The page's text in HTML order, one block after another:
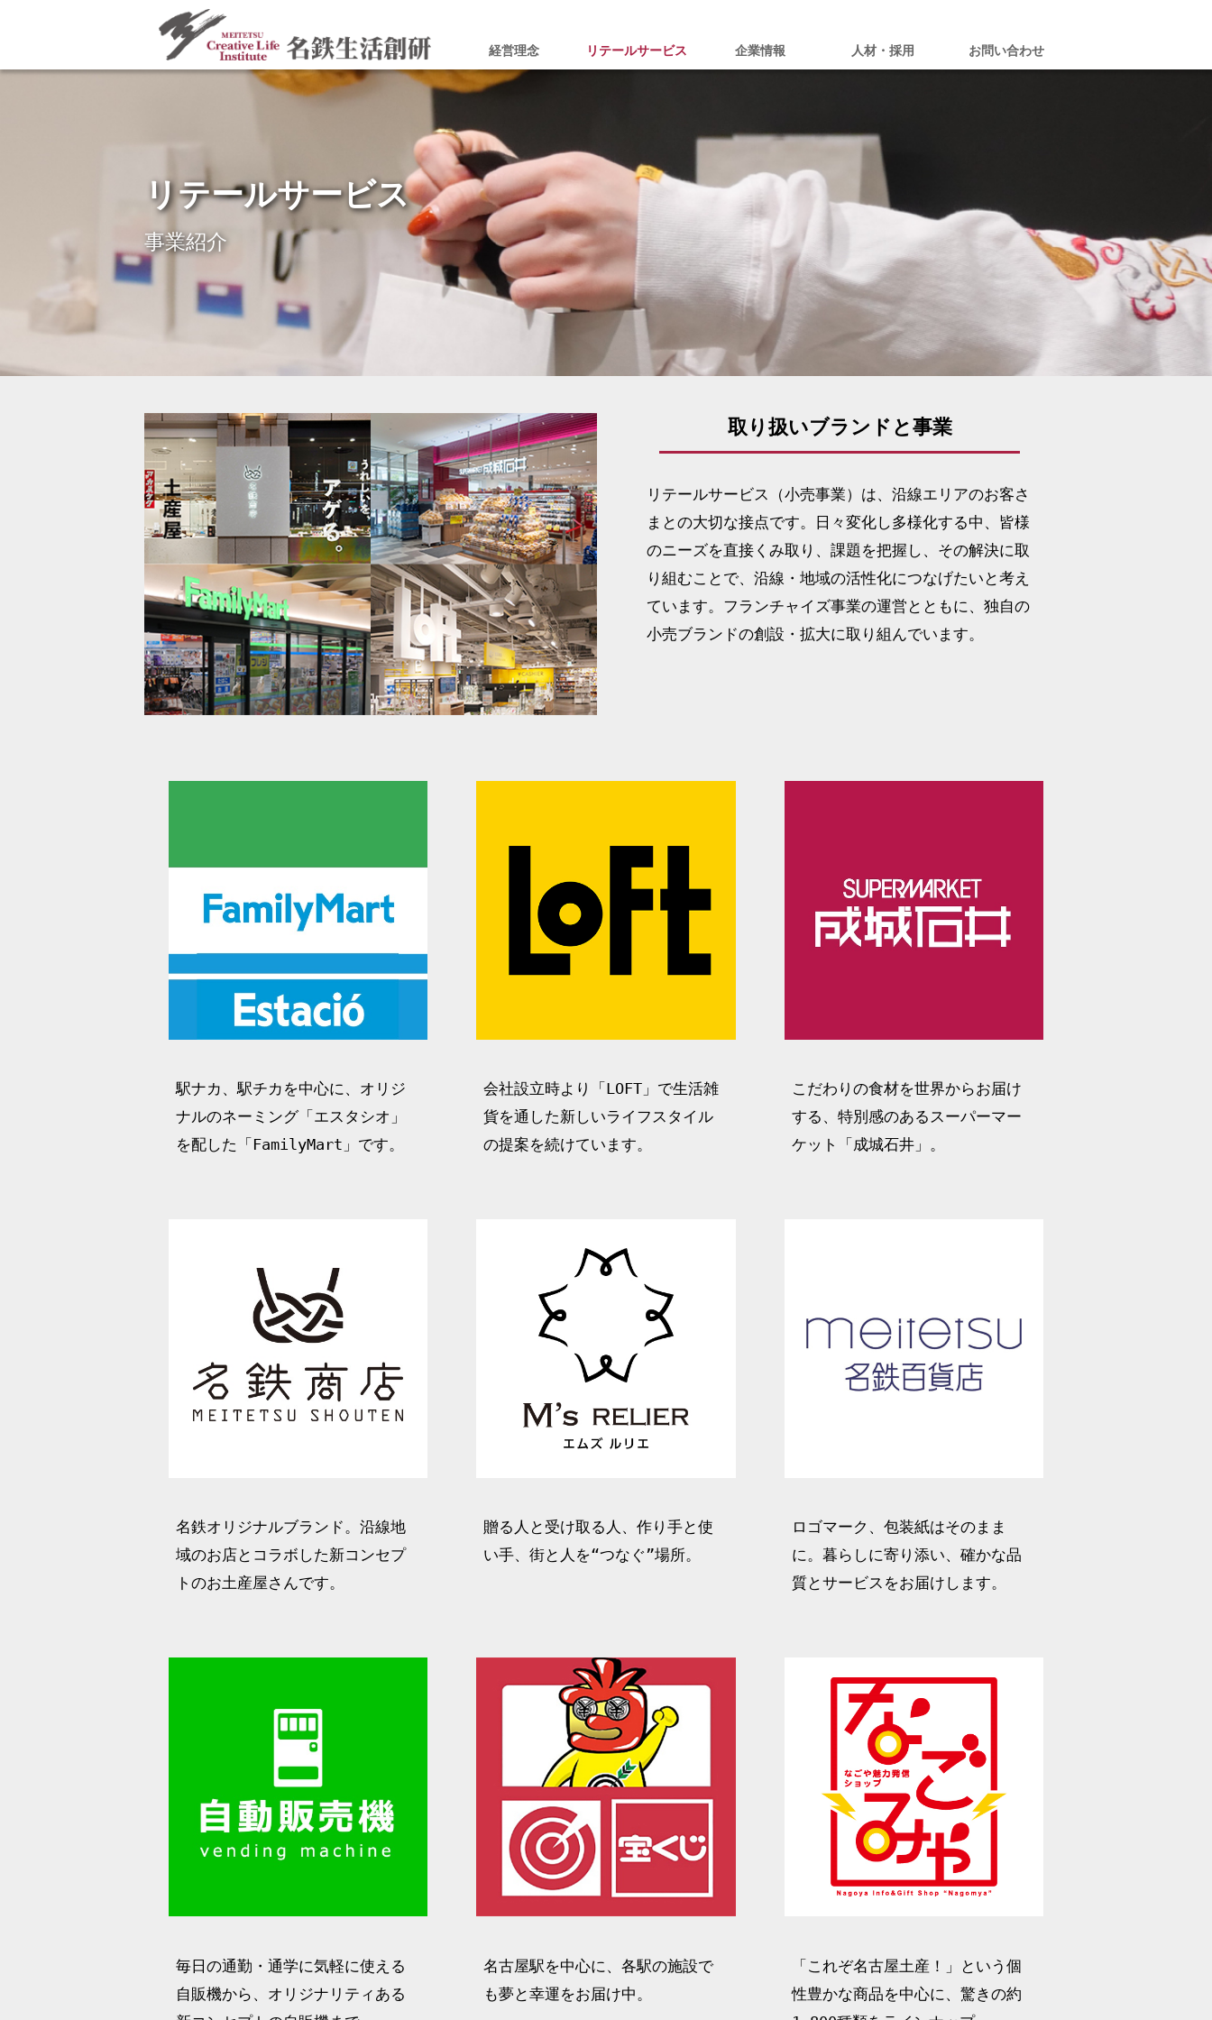
経営理念 リテールサービス 企業情報 人材・採用 お問い合わせ
リテールサービス
事業紹介
取り扱いブランドと事業
リテールサービス（小売事業）は、沿線エリアのお客さ
まとの大切な接点です。日々変化し多様化する中、皆様
のニーズを直接くみ取り、課題を把握し、その解決に取
り組むことで、沿線・地域の活性化につなげたいと考え
ています。フランチャイズ事業の運営とともに、独自の
小売ブランドの創設・拡大に取り組んでいます。
駅ナカ、駅チカを中心に、オリジ
ナルのネーミング「エスタシオ」
を配した「FamilyMart」です。
会社設立時より「LOFT」で生活雑
貨を通した新しいライフスタイル
の提案を続けています。
こだわりの食材を世界からお届け
する、特別感のあるスーパーマー
ケット「成城石井」。
名鉄オリジナルブランド。沿線地
域のお店とコラボした新コンセプ
トのお土産屋さんです。
贈る人と受け取る人、作り手と使
い手、街と人を“つなぐ”場所。
ロゴマーク、包装紙はそのまま
に。暮らしに寄り添い、確かな品
質とサービスをお届けします。
毎日の通勤・通学に気軽に使える
自販機から、オリジナリティある
名古屋駅を中心に、各駅の施設で
も夢と幸運をお届け中。
「これぞ名古屋土産！」という個
性豊かな商品を中心に、驚きの約